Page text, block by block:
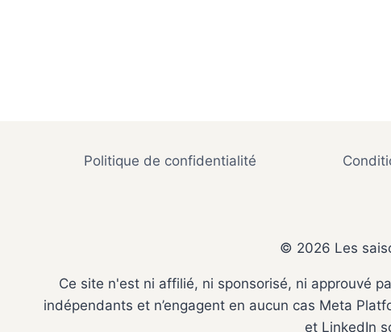
Politique de confidentialité
© 2026 Les
Ce site n'est ni affilié, ni sponsorisé, ni approuvé
indépendants et n’engagent en aucun cas Meta
et LinkedIn